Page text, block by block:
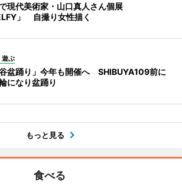
現代美術家・山口真人さん個展
」 自撮り女性描く
遊ぶ
谷盆踊り」今年も開催へ SHIBUYA109前に
になり盆踊り
もっと見る
食べる